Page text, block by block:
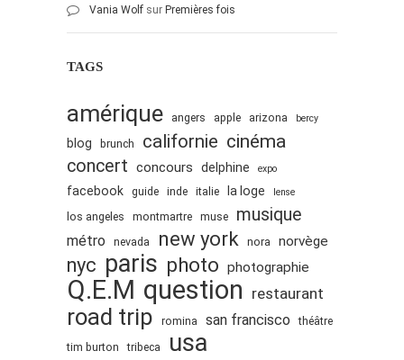
Vania Wolf sur Premières fois
TAGS
amérique angers apple arizona bercy
blog brunch californie cinéma
concert concours delphine expo
facebook guide inde italie la loge lense
los angeles montmartre muse musique
métro nevada new york nora norvège
nyc paris photo photographie
Q.E.M question restaurant
road trip romina san francisco théâtre
tim burton
tribeca usa